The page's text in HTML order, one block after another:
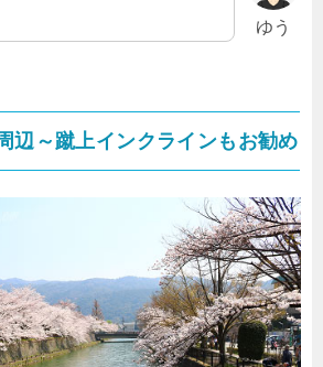
ゆう
辺～蹴上インクラインもお勧め